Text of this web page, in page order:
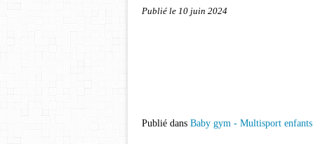
Publié le 10 juin 2024
Publié dans Baby gym - Multisport enfants